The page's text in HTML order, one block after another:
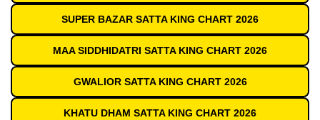
SUPER BAZAR SATTA KING CHART 2026
MAA SIDDHIDATRI SATTA KING CHART 2026
GWALIOR SATTA KING CHART 2026
KHATU DHAM SATTA KING CHART 2026